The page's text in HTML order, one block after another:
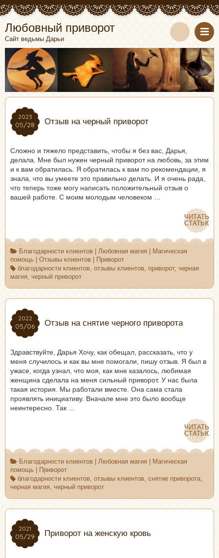
Любовный приворот
Сайт ведьмы Дарьи
2023
05/28
2023
05/28 Отзыв на черный приворот
Сложно и тяжело представить, чтобы я без вас, Дарья,
делала. Мне был нужен черный приворот на любовь, за этим
и к вам обратилась. Я обратилась к вам по рекомендации, я
знала, что вы умеете это правильно делать. И я очень рада,
что теперь тоже могу написать положительный отзыв о
вашей работе. С моим молодым человеком …
ЧИТАТЬ
СТАТЬЮ
ЧИТАТЬ
СТАТЬЮ
Благодарности клиентов| Любовная магия
Магическая
помощь
Отзывы клиентов
Приворот
благодарности клиентов, отзывы клиентов, приворот, черная
магия
черный приворот
2022
05/06
2022
05/06 Отзыв на снятие черного приворота
Здравствуйте, Дарья Хочу, как обещал, рассказать, что у
меня случилось и как вы мне помогали, пишу отзыв. Я был в
ужасе, когда узнал, что моя, как мне казалось, любимая
женщина сделала на меня сильный приворот. У нас была
такая история. Мы работали вместе. Она сама стала
проявлять инициативу. Вначале мне это было вообще
неинтересно. Так …
ЧИТАТЬ
СТАТЬЮ
ЧИТАТЬ
СТАТЬЮ
Благодарности клиентов| Любовная магия
Магическая
помощь
Приворот
благодарности клиентов, отзывы клиентов, снятие приворота,
черная магия, черный приворот
2021
05/29
2021
05/29 Приворот на женскую кровь